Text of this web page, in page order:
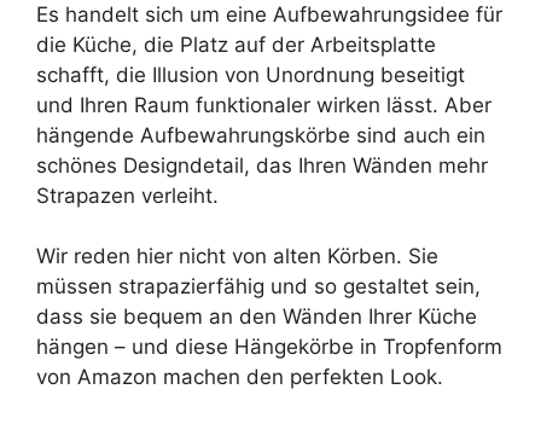
Es handelt sich um eine Aufbewahrungsidee für
die Küche, die Platz auf der Arbeitsplatte
schafft, die Illusion von Unordnung beseitigt
und Ihren Raum funktionaler wirken lässt. Aber
hängende Aufbewahrungskörbe sind auch ein
schönes Designdetail, das Ihren Wänden mehr
Strapazen verleiht.
Wir reden hier nicht von alten Körben. Sie
müssen strapazierfähig und so gestaltet sein,
dass sie bequem an den Wänden Ihrer Küche
hängen – und diese Hängekörbe in Tropfenform
von Amazon machen den perfekten Look.